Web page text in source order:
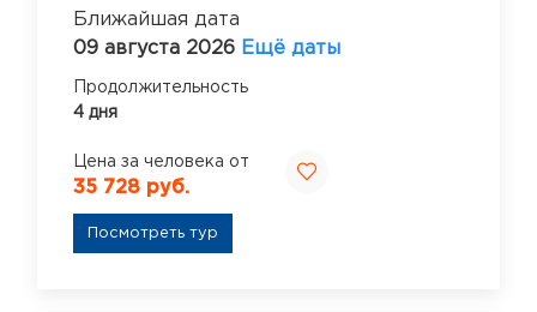
Ближайшая дата
09 августа 2026 Ещё даты
Продолжительность
4 дня
Цена за человека от
35 728 руб.
Посмотреть тур